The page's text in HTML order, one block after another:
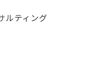
ルティング